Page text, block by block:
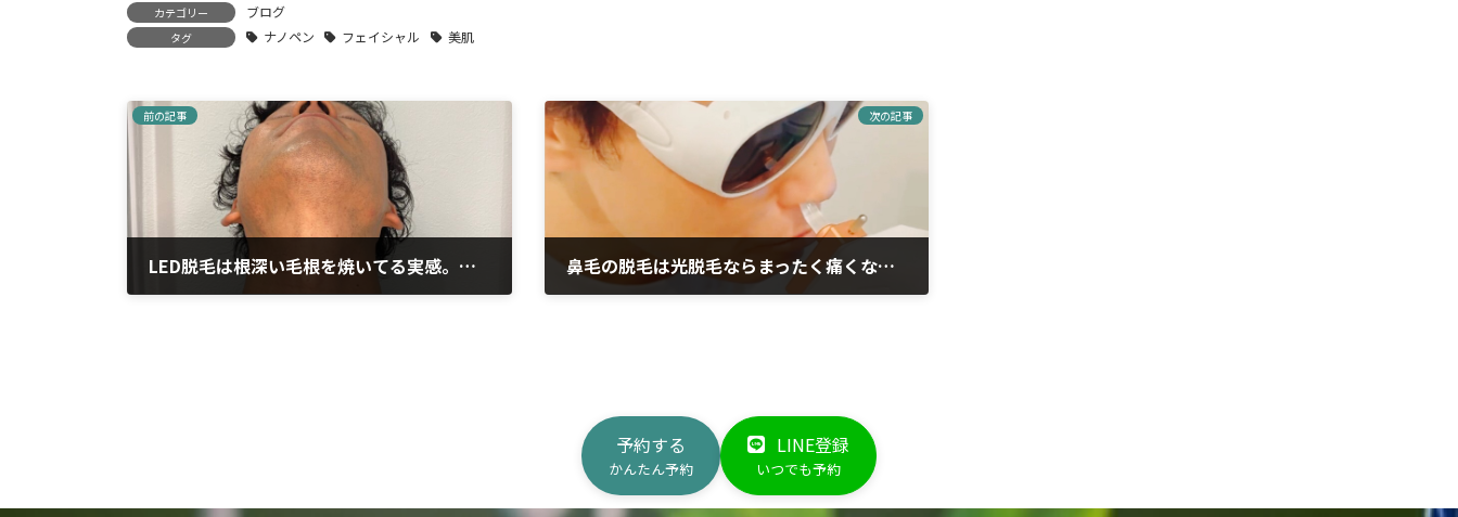
カテゴリー ブログ
タグ ナノペン フェイシャル 美肌
前の記事
LED脱毛は根深い毛根を焼いてる実感。効果ありそう。
次の記事
鼻毛の脱毛は光脱毛ならまったく痛くない！
予約する
かんたん予約
LINE登録
いつでも予約